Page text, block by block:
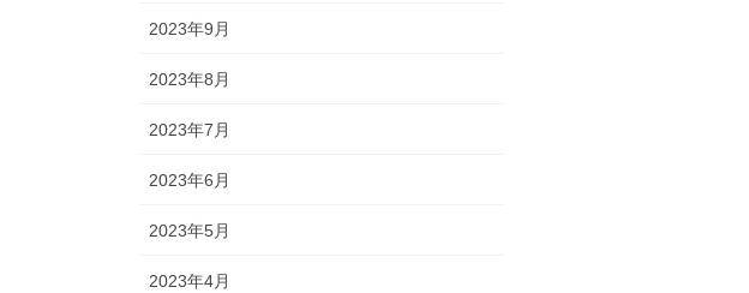
2023年9月
2023年8月
2023年7月
2023年6月
2023年5月
2023年4月